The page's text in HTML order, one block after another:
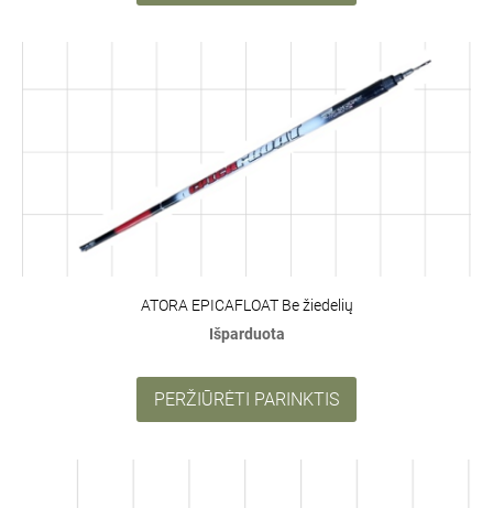
ATORA EPICAFLOAT Be žiedelių
Išparduota
PERŽIŪRĖTI PARINKTIS